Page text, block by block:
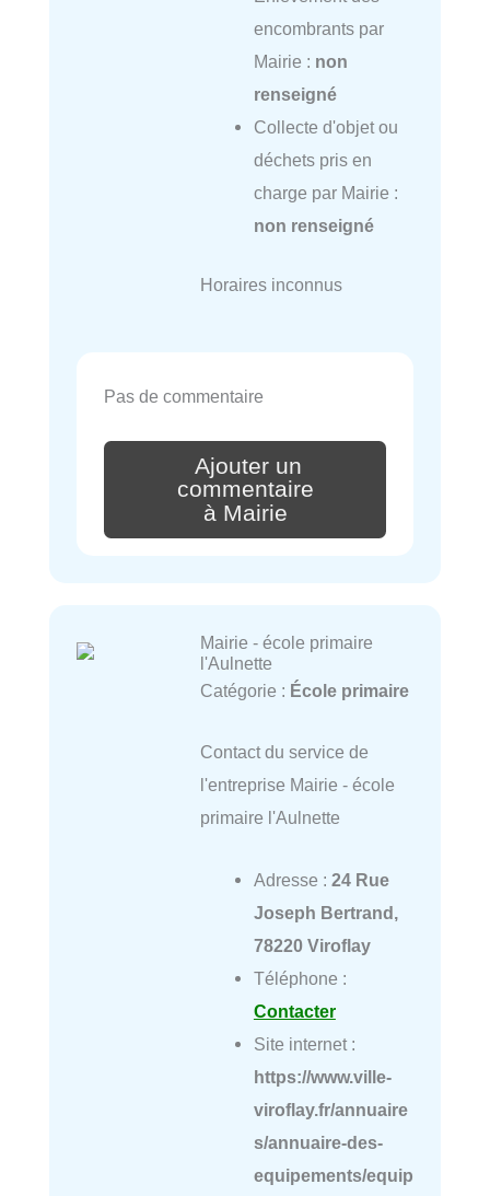
encombrants par
Mairie : non
renseigné
Collecte d'objet ou
déchets pris en
charge par Mairie :
non renseigné
Horaires inconnus
Pas de commentaire
Ajouter un
commentaire
à Mairie
Mairie - école primaire
l'Aulnette
Catégorie : École primaire
Contact du service de
l'entreprise Mairie - école
primaire l'Aulnette
Adresse : 24 Rue
Joseph Bertrand,
78220 Viroflay
Téléphone :
Contacter
Site internet :
https://www.ville-
viroflay.fr/annuaire
s/annuaire-des-
equipements/equip